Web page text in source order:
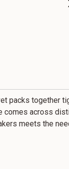
packs together
across
meets the